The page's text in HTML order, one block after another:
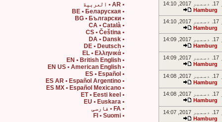
Hamburg
Hamburg
Hamburg
Hamburg
Hamburg
Hamburg
Hamburg
• AR • العربية
• BE • Беларуская
• BG • Български
• CA • Català
• CS • Čeština
• DA • Dansk
• DE • Deutsch
• EL • Ελληνικά
• EN • British English
• EN US • American English
• ES • Español
• ES AR • Español Argentino
• ES MX • Español Mexicano
• ET • Eesti keel
• EU • Euskara
• FA • فارسی
• FI • Suomi